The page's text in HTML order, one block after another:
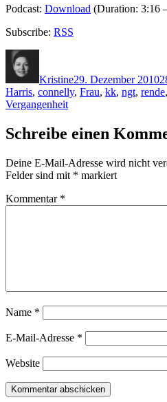
Podcast: Download (Duration:
Subscribe: RSS
Kristine29. Dezember 2010
Harris, connelly, Frau, kk, ngt, rende,
Vergangenheit
Schreibe einen
Deine E-Mail-Adresse wird nicht
Felder sind mit * markiert
Kommentar *
Name *
E-Mail-Adresse *
Website